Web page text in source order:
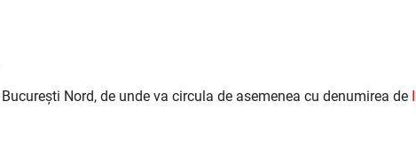
Nord, de unde va circula de asemenea cu denumirea de